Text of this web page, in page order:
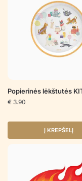
Popierinės lėkštutės
€ 3.90
Į KREPŠELĮ